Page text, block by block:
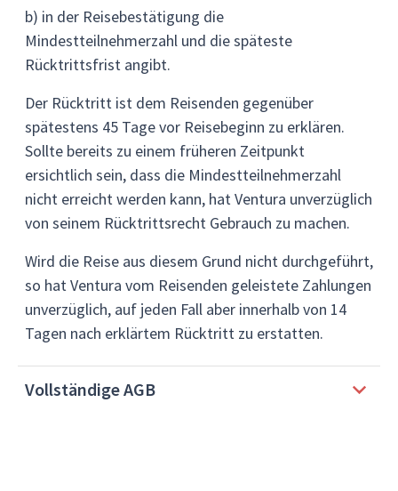
b) in der Reisebestätigung die
Mindestteilnehmerzahl und die späteste
Rücktrittsfrist angibt.
Der Rücktritt ist dem Reisenden gegenüber
spätestens 45 Tage vor Reisebeginn zu erklären.
Sollte bereits zu einem früheren Zeitpunkt
ersichtlich sein, dass die Mindestteilnehmerzahl
nicht erreicht werden kann, hat Ventura unverzüglich
von seinem Rücktrittsrecht Gebrauch zu machen.
Wird die Reise aus diesem Grund nicht durchgeführt,
so hat Ventura vom Reisenden geleistete Zahlungen
unverzüglich, auf jeden Fall aber innerhalb von 14
Tagen nach erklärtem Rücktritt zu erstatten.
Vollständige AGB